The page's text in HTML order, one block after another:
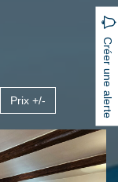
Créer une alerte
Prix +/-